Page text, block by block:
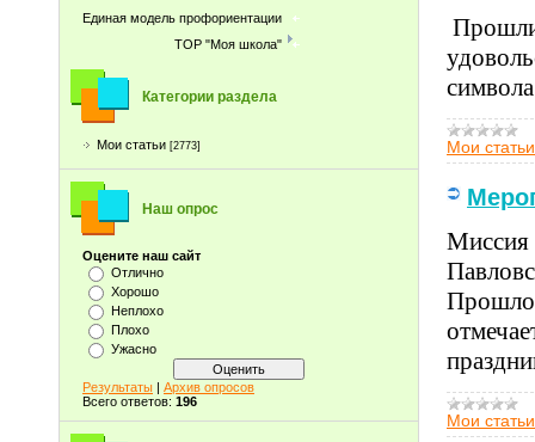
Единая модель профориентации
ТОР "Моя школа"
Категории раздела
Мои статьи [2773]
Наш опрос
Оцените наш сайт
Отлично
Хорошо
Неплохо
Плохо
Ужасно
Результаты | Архив опросов
Всего ответов: 196
Мои статьи
Миссия
Прошло
Мои статьи